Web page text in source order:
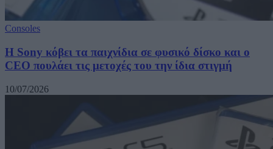
Consoles
Η Sony κόβει τα παιχνίδια σε φυσικό δίσκο και ο
CEO πουλάει τις μετοχές του την ίδια στιγμή
10/07/2026